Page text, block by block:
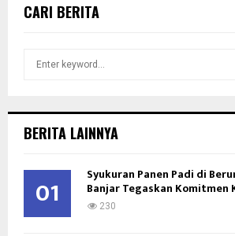
CARI BERITA
h
o
BERITA LAINNYA
01 Syukuran Panen Padi di
Banjar Tegaskan Komitmen
230